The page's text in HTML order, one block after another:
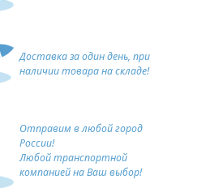
Доставка за один день, при
наличии товара на складе!
Отправим в любой город
России!
Любой транспортной
компанией на Ваш выбор!